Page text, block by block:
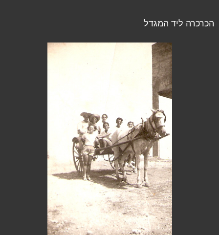
הכרכרה ליד המגדל